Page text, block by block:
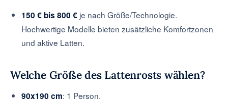
150 € bis 800 € je nach Größe/Technologie.
Hochwertige Modelle bieten zusätzliche Komfortzonen
und aktive Latten.
Welche Größe des Lattenrosts wählen?
90x190 cm: 1 Person.